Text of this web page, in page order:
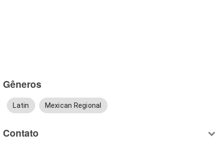
Gêneros
Latin Mexican Regional
Contato